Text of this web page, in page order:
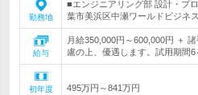
勤務地
■エンジニアリング部 設計・プ
葉市美浜区中瀬ワールドビジネ
給与
月給350,000円～600,000円 ＋
慮の上、優遇します。試用期間
初年度
495万円～841万円